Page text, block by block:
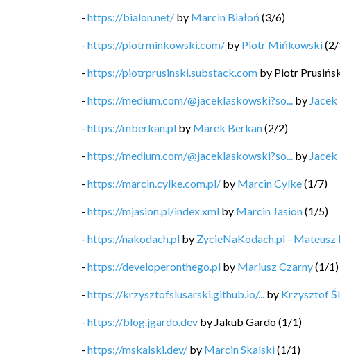
- https://bialon.net/ by Marcin Białoń (3/6)
- https://piotrminkowski.com/ by Piotr Mińkowski(2/
- https://piotrprusinski.substack.com by Piotr
- https://medium.com/@jaceklaskowski?so... by
- https://mberkan.pl by Marek Berkan(2/2)
- https://medium.com/@jaceklaskowski?so... by
- https://marcin.cylke.com.pl/ by Marcin Cylke(1/7)
- https://mjasion.pl/index.xml by Marcin Jasion(1/5)
- https://nakodach.pl by ZycieNaKodach.pl - Mateusz
- https://developeronthego.pl by Mariusz Czarny(1/1)
- https://krzysztofslusarski.github.io/... by Krzysztof
- https://blog.jgardo.dev by Jakub Gardo(1/1)
- https://mskalski.dev/ by Marcin Skalski(1/1)